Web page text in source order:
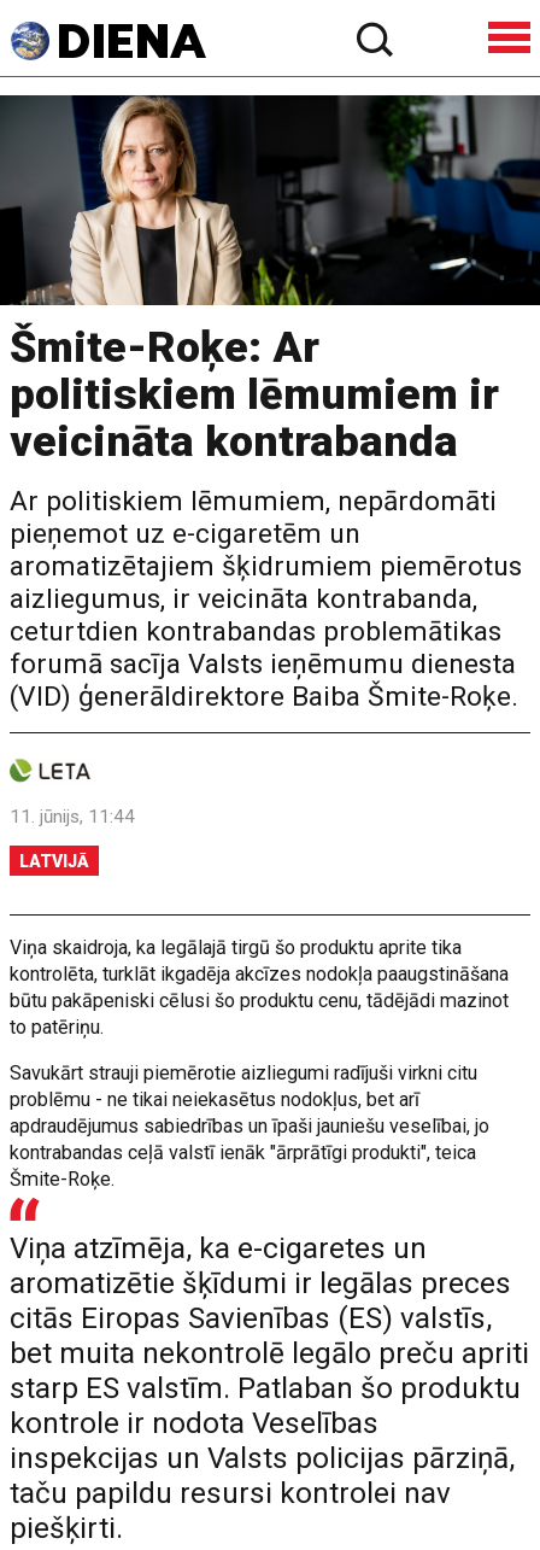
Šmite-Roķe: Ar
politiskiem lēmumiem ir
veicināta kontrabanda
Ar politiskiem lēmumiem, nepārdomāti
pieņemot uz e-cigaretēm un
aromatizētajiem šķidrumiem piemērotus
aizliegumus, ir veicināta kontrabanda,
ceturtdien kontrabandas problemātikas
forumā sacīja Valsts ieņēmumu dienesta
(VID) ģenerāldirektore Baiba Šmite-Roķe.
11. jūnijs, 11:44
LATVIJĀ
Viņa skaidroja, ka legālajā tirgū šo produktu aprite tika
kontrolēta, turklāt ikgadēja akcīzes nodokļa paaugstināšana
būtu pakāpeniski cēlusi šo produktu cenu, tādējādi mazinot
to patēriņu.
Savukārt strauji piemērotie aizliegumi radījuši virkni citu
problēmu - ne tikai neiekasētus nodokļus, bet arī
apdraudējumus sabiedrības un īpaši jauniešu veselībai, jo
kontrabandas ceļā valstī ienāk "ārprātīgi produkti", teica
Šmite-Roķe.
Viņa atzīmēja, ka e-cigaretes un
aromatizētie šķīdumi ir legālas preces
citās Eiropas Savienības (ES) valstīs,
bet muita nekontrolē legālo preču apriti
starp ES valstīm. Patlaban šo produktu
kontrole ir nodota Veselības
inspekcijas un Valsts policijas pārziņā,
taču papildu resursi kontrolei nav
piešķirti.